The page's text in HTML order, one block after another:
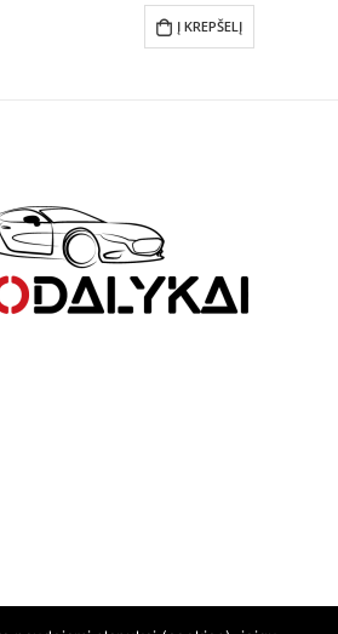
was:
€5.49.
Į KREPŠELĮ